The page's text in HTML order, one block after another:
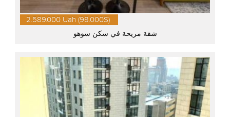
2.589.000 Uah (98.000$)
شقة مريحة في سكن سوهو